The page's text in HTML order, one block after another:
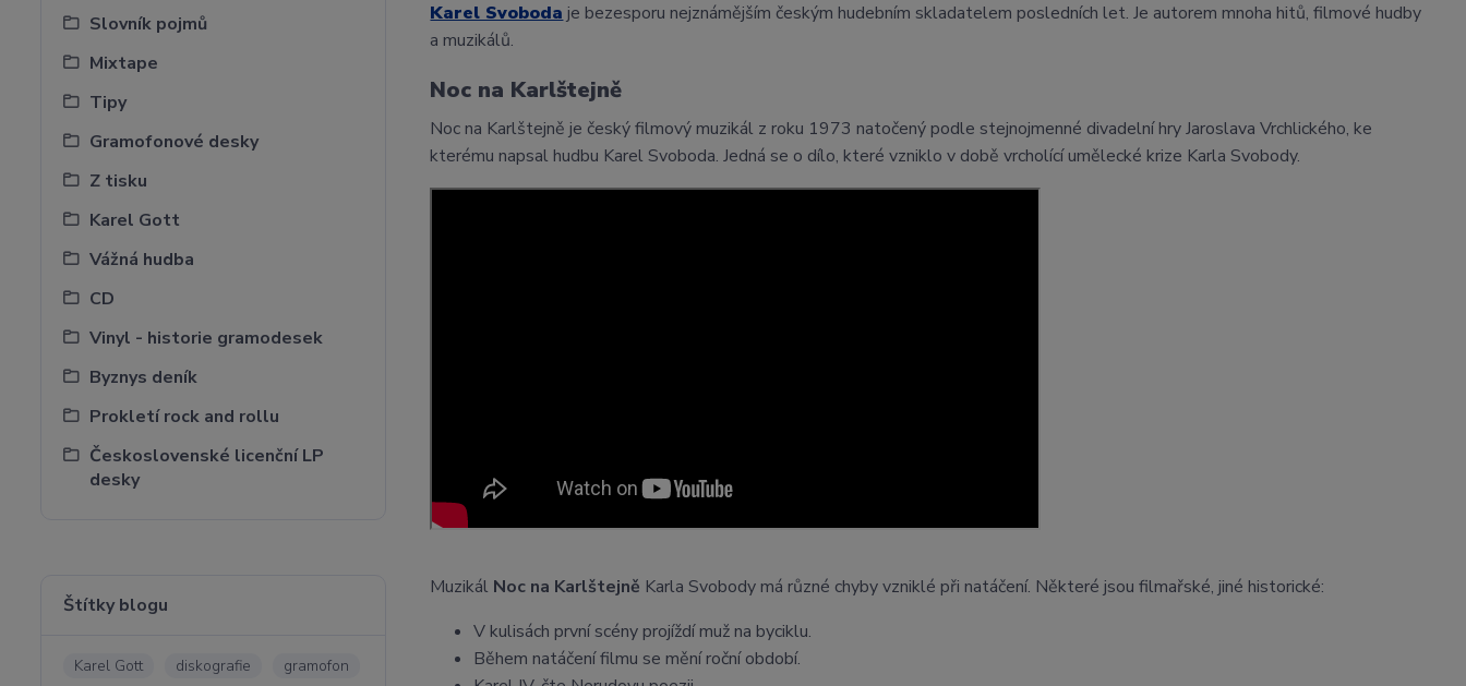
Slovník pojmů
Mixtape
Tipy
Gramofonové desky
Z tisku
Karel Gott
Vážná hudba
CD
Vinyl - historie gramodesek
Byznys deník
Prokletí rock and rollu
Československé licenční LP
desky
Štítky blogu
Karel Gott diskografie
gramofon
Karel Svoboda je bezesporu nejznámějším českým hudebním skladatelem posledních let. Je autorem mnoha hitů, filmové hudby
a muzikálů.
Noc na Karlštejně
Noc na Karlštejně je český filmový muzikál z roku 1973 natočený podle stejnojmenné divadelní hry Jaroslava Vrchlického, ke
kterému napsal hudbu Karel Svoboda. Jedná se o dílo, které vzniklo v době vrcholící umělecké krize Karla Svobody.
Muzikál Noc na Karlštejně Karla Svobody má různé chyby vzniklé při natáčení. Některé jsou filmařské, jiné historické:
V kulisách první scény projíždí muž na byciklu.
Během natáčení filmu se mění roční období.